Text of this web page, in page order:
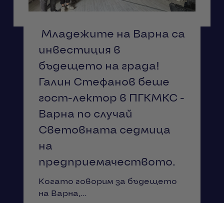
Младежите на Варна са
инвестиция в
бъдещето на града!
Галин Стефанов беше
гост-лектор в ПГКМКС -
Варна по случай
Световната седмица
на
предприемачеството.
Когато говорим за бъдещето
на Варна,...